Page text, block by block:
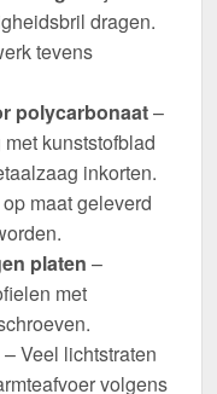
dragen.
tevens
polycarbonaat–
kunststofblad
inkorten.
maat geleverd
platen –
met
– Veel lichtstraten
volgens